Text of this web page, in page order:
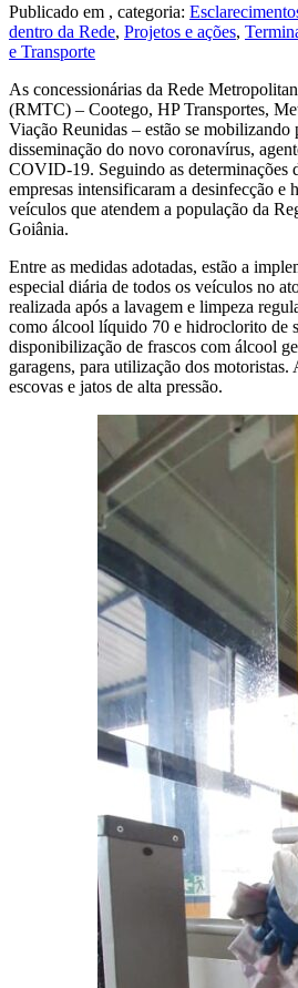
Publicado em , categoria:
dentro da Rede, Projetos e ações,
e Transporte
As concessionárias da Rede
(RMTC) – Cootego, HP Transportes,
Viação Reunidas – estão se mobilizando
disseminação do novo coronavírus,
COVID-19. Seguindo as determinações
empresas intensificaram a desinfecção e
veículos que atendem a população da
Goiânia.
Entre as medidas adotadas, estão a
especial diária de todos os veículos no
realizada após a lavagem e limpeza
como álcool líquido 70 e hidroclorito de
disponibilização de frascos com álcool
garagens, para utilização dos
escovas e jatos de alta pressão.